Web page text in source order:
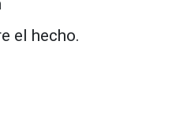
el hecho.